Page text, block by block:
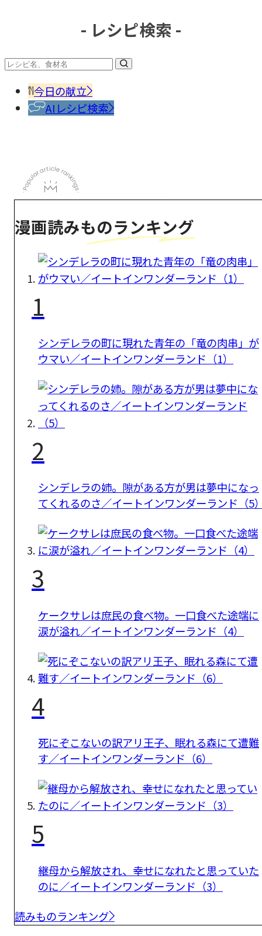
- レシピ検索 -
今日の献立
AIレシピ検索
漫画読みものランキング
1
シンデレラの町に現れた青年の「竜の肉串」が
ウマい／イートインワンダーランド（1）
2
シンデレラの姉。隙がある方が男は夢中になっ
てくれるのさ／イートインワンダーランド（5
3
ケークサレは庶民の食べ物。一口食べた途端に
涙が溢れ／イートインワンダーランド（4）
4
死にぞこないの訳アリ王子、眠れる森にて遭難
す／イートインワンダーランド（6）
5
継母から解放され、幸せになれたと思っていた
のに／イートインワンダーランド（3）
読みものランキング